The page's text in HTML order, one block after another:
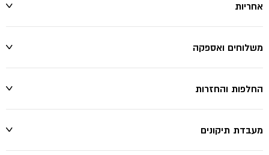
אחריות
משלוחים ואספקה
החלפות והחזרות
מעבדת תיקונים